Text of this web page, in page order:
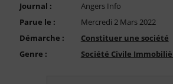
Journal :
Angers Info
Parue le :
Mercredi 2 Mars 2022
Démarche :
Constituer une société
Genre :
Société Civile